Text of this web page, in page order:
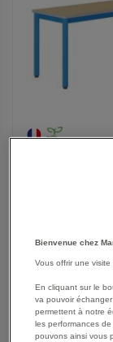
AJOUTER
AUX
20modèles
Bienvenue chez
Vous offrir une
En cliquant sur le
va pouvoir
permettent à notre
les performances
pouvons ainsi vous